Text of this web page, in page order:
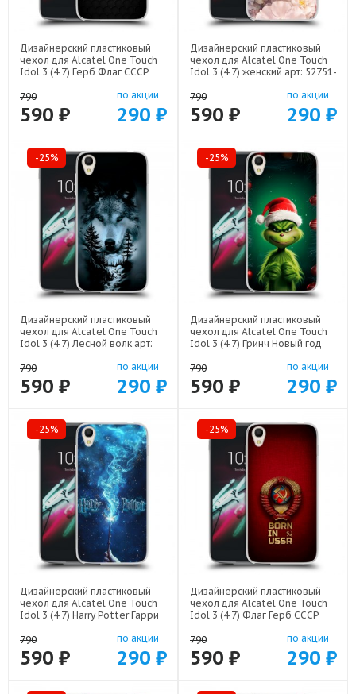
Дизайнерский пластиковый
чехол для Alcatel One Touch
Idol 3 (4.7) Герб Флаг СССР
790
590 ₽
по акции
290 ₽
Дизайнерский пластиковый
чехол для Alcatel One Touch
Idol 3 (4.7) женский арт: 52751-
790
590 ₽
по акции
290 ₽
-25%
Дизайнерский пластиковый
чехол для Alcatel One Touch
Idol 3 (4.7) Лесной волк арт:
790
590 ₽
по акции
290 ₽
-25%
Дизайнерский пластиковый
чехол для Alcatel One Touch
Idol 3 (4.7) Гринч Новый год
790
590 ₽
по акции
290 ₽
-25%
Дизайнерский пластиковый
чехол для Alcatel One Touch
Idol 3 (4.7) Harry Potter Гарри
790
590 ₽
по акции
290 ₽
-25%
Дизайнерский пластиковый
чехол для Alcatel One Touch
Idol 3 (4.7) Флаг Герб СССР
790
590 ₽
по акции
290 ₽